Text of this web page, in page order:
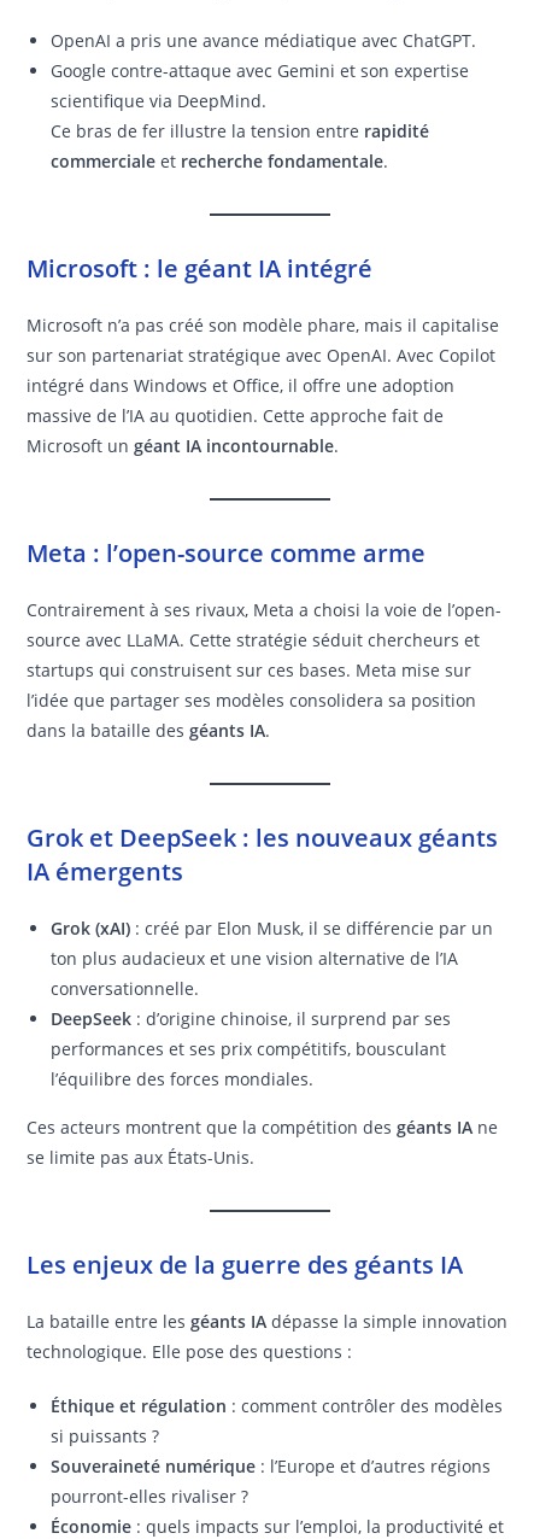
OpenAI a pris une avance médiatique avec ChatGPT.
Google contre-attaque avec Gemini et son expertise
scientifique via DeepMind.
Ce bras de fer illustre la tension entre rapidité
commerciale et recherche fondamentale.
Microsoft : le géant IA intégré
Microsoft n’a pas créé son modèle phare, mais il capitalise
sur son partenariat stratégique avec OpenAI. Avec Copilot
intégré dans Windows et Office, il offre une adoption
massive de l’IA au quotidien. Cette approche fait de
Microsoft ungéant IA incontournable.
Meta : l’open-source comme arme
Contrairement à ses rivaux, Meta a choisi la voie de l’open-
source avec LLaMA. Cette stratégie séduit chercheurs et
startups qui construisent sur ces bases. Meta mise sur
l’idée que partager ses modèles consolidera sa position
dans la bataille desgéants IA.
Grok et DeepSeek : les nouveaux géants
IA émergents
Grok (xAI) : créé par Elon Musk, il se différencie par un
ton plus audacieux et une vision alternative de l’IA
conversationnelle.
DeepSeek : d’origine chinoise, il surprend par ses
performances et ses prix compétitifs, bousculant
l’équilibre des forces mondiales.
Ces acteurs montrent que la compétition desgéants IA ne
se limite pas aux États-Unis.
Les enjeux de la guerre des géants IA
La bataille entre lesgéants IA dépasse la simple innovation
technologique. Elle pose des questions :
Éthique et régulation : comment contrôler des modèles
si puissants ?
Souveraineté numérique : l’Europe et d’autres régions
pourront-elles rivaliser ?
Économie : quels impacts sur l’emploi, la productivité et